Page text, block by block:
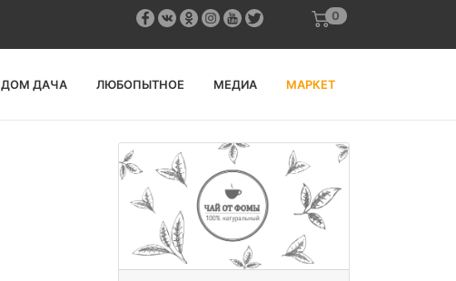
0
ДОМ ДАЧА ЛЮБОПЫТНОЕ МЕДИА МАРКЕТ